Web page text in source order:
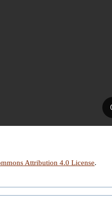
Attribution 4.0 License.